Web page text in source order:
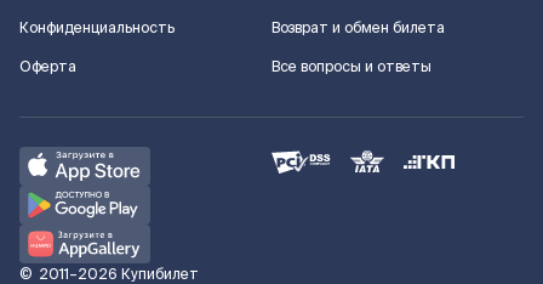
Конфиденциальность
Оферта
Возврат и обмен билета
Все вопросы и ответы
© 2011–2026 Купибилет